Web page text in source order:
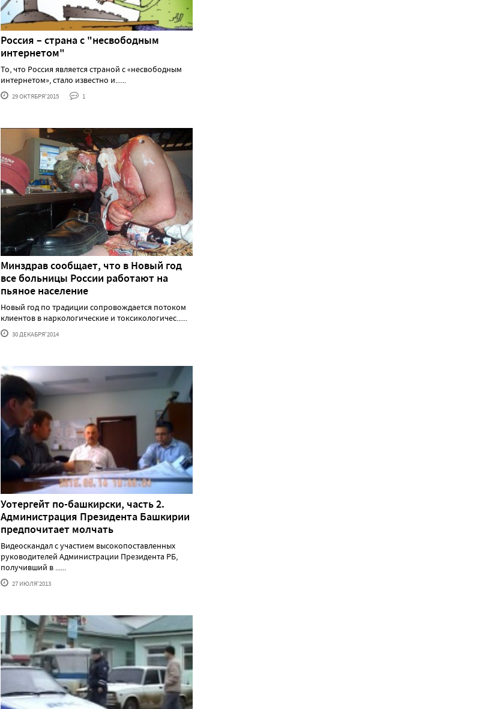
Россия – страна с "несвободным
интернетом"
То, что Россия является страной с «несвободным
интернетом», стало известно и......
29 ОКТЯБРЯ'2015 1
Минздрав сообщает, что в Новый год
все больницы России работают на
пьяное население
Новый год по традиции сопровождается потоком
клиентов в наркологические и токсикологичес......
30 ДЕКАБРЯ'2014
Уотергейт по-башкирски, часть 2.
Администрация Президента Башкирии
предпочитает молчать
Видеоскандал с участием высокопоставленных
руководителей Администрации Президента РБ,
получивший в ......
27 ИЮЛЯ'2013